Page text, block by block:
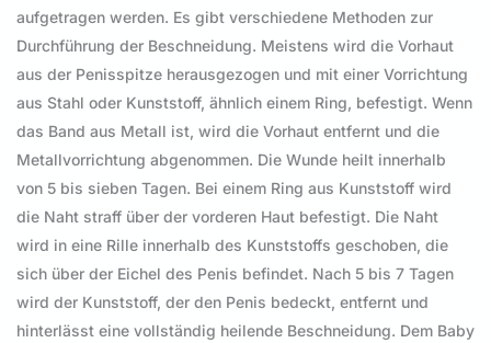
aufgetragen werden. Es gibt verschiedene Methoden zur
Durchführung der Beschneidung. Meistens wird die Vorhaut
aus der Penisspitze herausgezogen und mit einer Vorrichtung
aus Stahl oder Kunststoff, ähnlich einem Ring, befestigt. Wenn
das Band aus Metall ist, wird die Vorhaut entfernt und die
Metallvorrichtung abgenommen. Die Wunde heilt innerhalb
von 5 bis sieben Tagen. Bei einem Ring aus Kunststoff wird
die Naht straff über der vorderen Haut befestigt. Die Naht
wird in eine Rille innerhalb des Kunststoffs geschoben, die
sich über der Eichel des Penis befindet. Nach 5 bis 7 Tagen
wird der Kunststoff, der den Penis bedeckt, entfernt und
hinterlässt eine vollständig heilende Beschneidung. Dem Baby